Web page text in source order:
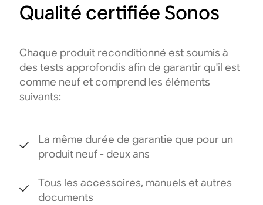
Qualité certifiée Sonos
Chaque produit reconditionné est soumis à
des tests approfondis afin de garantir qu'il est
comme neuf et comprend les éléments
suivants:
La même durée de garantie que pour un
produit neuf - deux ans
Tous les accessoires, manuels et autres
documents